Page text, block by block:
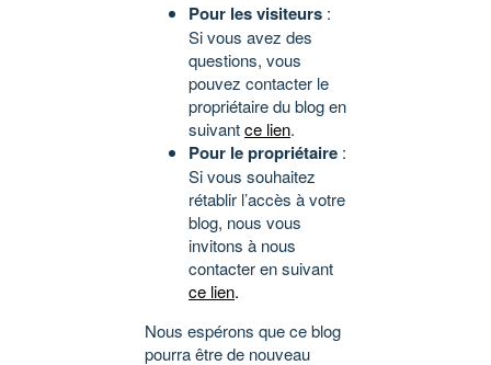
Pour les visiteurs :
Si vous avez des
questions, vous
pouvez contacter le
propriétaire du blog en
suivantce lien.
Pour le propriétaire :
Si vous souhaitez
rétablir l’accès à votre
blog, nous vous
invitons à nous
contacter en suivant
ce lien.
Nous espérons que ce blog
pourra être de nouveau